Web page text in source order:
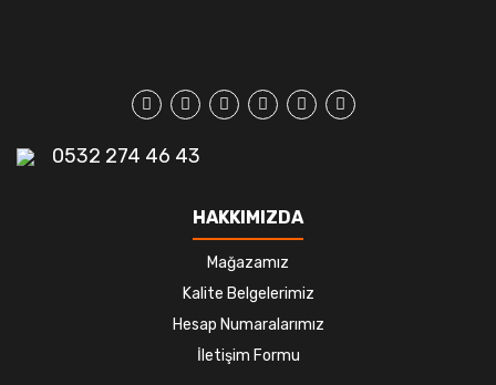
0532 274 46 43
HAKKIMIZDA
Mağazamız
Kalite Belgelerimiz
Hesap Numaralarımız
İletişim Formu